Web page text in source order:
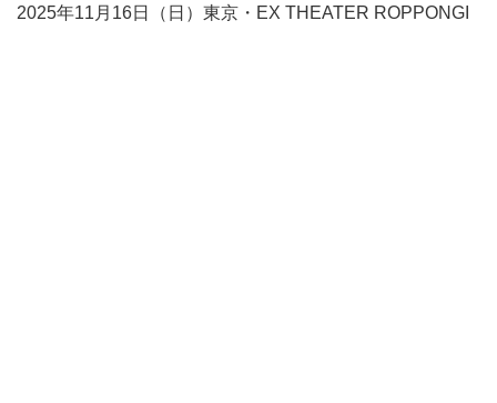
2025年11月16日（日）東京・EX THEATER ROPPONGI